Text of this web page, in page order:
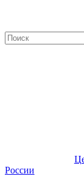
России